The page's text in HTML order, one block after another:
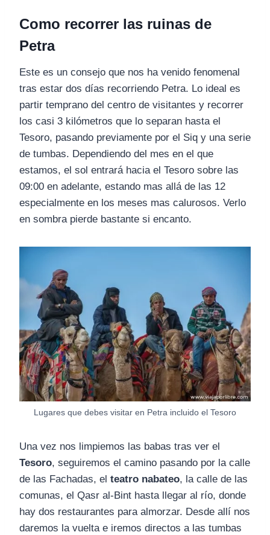
Como recorrer las ruinas de
Petra
Este es un consejo que nos ha venido fenomenal
tras estar dos días recorriendo Petra. Lo ideal es
partir temprano del centro de visitantes y recorrer
los casi 3 kilómetros que lo separan hasta el
Tesoro, pasando previamente por el Siq y una serie
de tumbas. Dependiendo del mes en el que
estamos, el sol entrará hacia el Tesoro sobre las
09:00 en adelante, estando mas allá de las 12
especialmente en los meses mas calurosos. Verlo
en sombra pierde bastante si encanto.
Lugares que debes visitar en Petra incluido el Tesoro
Una vez nos limpiemos las babas tras ver el
Tesoro, seguiremos el camino pasando por la calle
de las Fachadas, el teatro nabateo, la calle de las
comunas, el Qasr al-Bint hasta llegar al río, donde
hay dos restaurantes para almorzar. Desde allí nos
daremos la vuelta e iremos directos a las tumbas